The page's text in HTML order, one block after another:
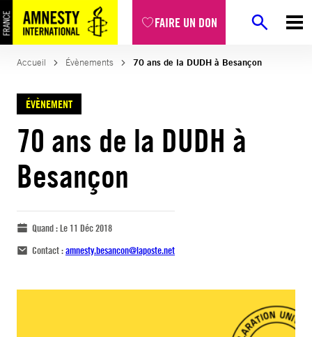
FAIRE UN DON
Accueil Évènements 70 ans de la DUDH à Besançon
ÉVÈNEMENT
70 ans de la DUDH à
Besançon
Quand :Le 11 Déc 2018
Contact :amnesty.besancon@laposte.net